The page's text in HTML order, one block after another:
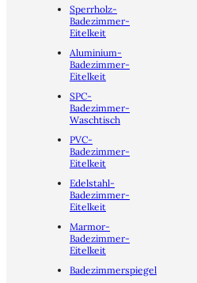
Sperrholz-
Badezimmer-
Eitelkeit
Aluminium-
Badezimmer-
Eitelkeit
SPC-
Badezimmer-
Waschtisch
PVC-
Badezimmer-
Eitelkeit
Edelstahl-
Badezimmer-
Eitelkeit
Marmor-
Badezimmer-
Eitelkeit
Badezimmerspiegel